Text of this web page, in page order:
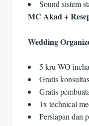
Sound sistem
MC Akad +
Wedding
5 kru WO
Gratis
Gratis
1x technical
Persiapan dan